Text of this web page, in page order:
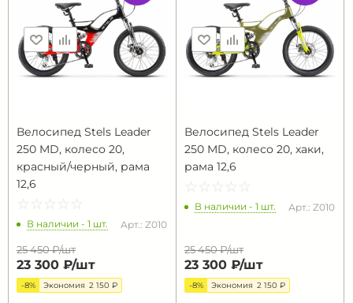
Велосипед Stels Leader
250 MD, колесо 20,
красный/черный, рама
12,6
☆ ☆ ☆ ☆ ☆
★ ★ ★ ★ ★
В наличии - 1 шт. Арт.: Z010
25 450 ₽/шт
23 300 ₽/шт
-8% Экономия 2 150 ₽
Велосипед Stels Leader
250 MD, колесо 20, хаки,
рама 12,6
☆ ☆ ☆ ☆ ☆
★ ★ ★ ★ ★
В наличии - 1 шт. Арт.: Z010
25 450 ₽/шт
23 300 ₽/шт
-8% Экономия 2 150 ₽